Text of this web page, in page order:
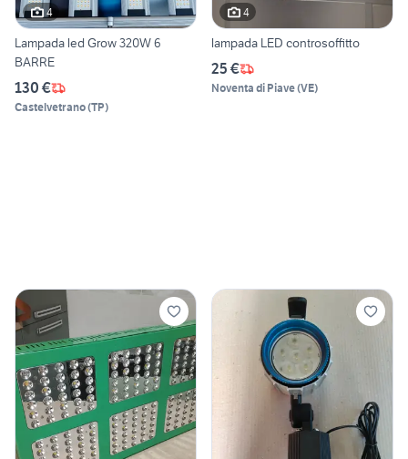
4
Lampada led Grow 320W 6
BARRE
130 €
Castelvetrano(TP)
4
lampada LED controsoffitto
25 €
Noventa di Piave(VE)